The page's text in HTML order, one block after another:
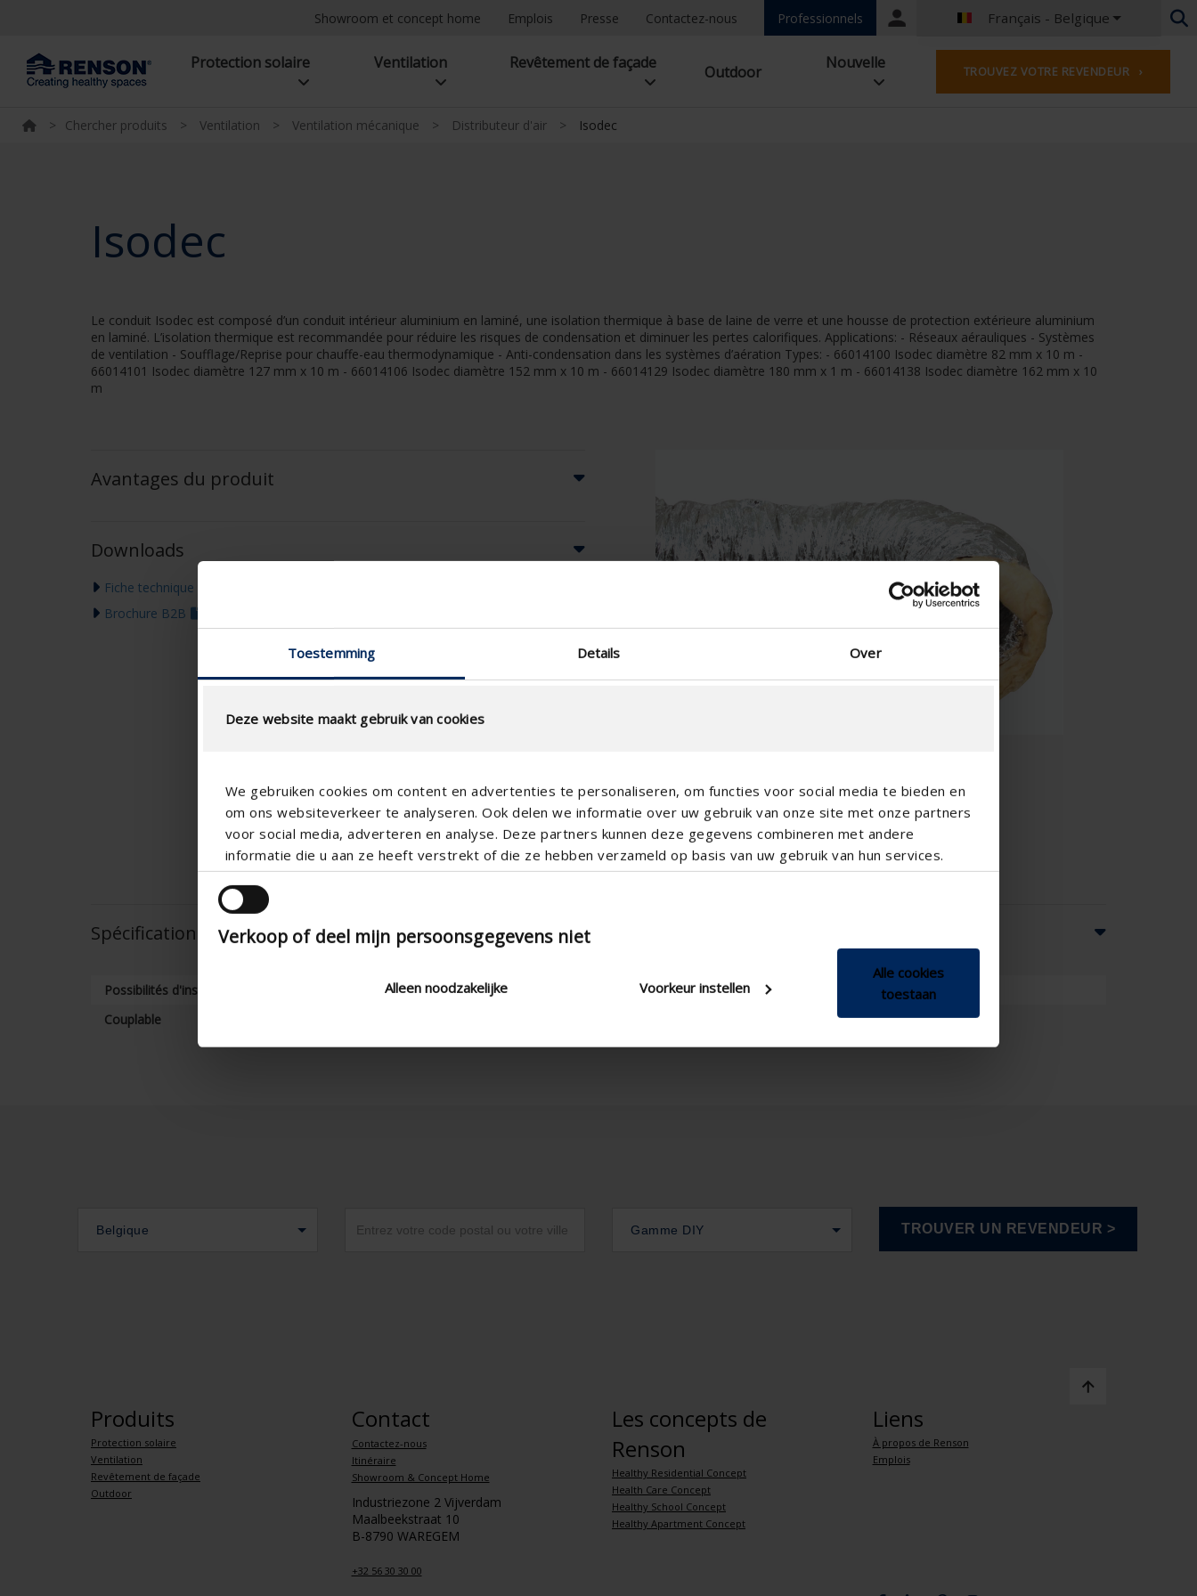
Toestemming Details Over
Deze website maakt gebruik van cookies
We gebruiken cookies om content en advertenties te personaliseren, om functies voor social media te bieden en
om ons websiteverkeer te analyseren. Ook delen we informatie over uw gebruik van onze site met onze partners
voor social media, adverteren en analyse. Deze partners kunnen deze gegevens combineren met andere
informatie die u aan ze heeft verstrekt of die ze hebben verzameld op basis van uw gebruik van hun services.
Verkoop of deel mijn persoonsgegevens niet
Alleen noodzakelijke Voorkeur instellen
Alle cookies
toestaan
Showroom et concept home Emplois Presse Contactez-nous Professionnels
Portal
Français - Belgique
Néerlandais - Belgique
Français - Belgique
Néerlandais - Pays-Bas
Anglias - Irlande
Anglais - Canada
Moyen Orient
Protection solaire Ventilation Revêtement de façade Outdoor Nouvelle TROUVEZ VOTRE REVENDEUR ›
> Chercher produits > Ventilation > Ventilation mécanique > Distributeur d'air > Isodec
Isodec
Le conduit Isodec est composé d’un conduit intérieur aluminium en laminé, une isolation thermique à base de laine de verre et une housse de protection extérieure aluminium
en laminé. L’isolation thermique est recommandée pour réduire les risques de condensation et diminuer les pertes calorifiques. Applications: - Réseaux aérauliques - Systèmes
de ventilation - Soufflage/Reprise pour chauffe-eau thermodynamique - Anti-condensation dans les systèmes d’aération Types: - 66014100 Isodec diamètre 82 mm x 10 m -
66014101 Isodec diamètre 127 mm x 10 m - 66014106 Isodec diamètre 152 mm x 10 m - 66014129 Isodec diamètre 180 mm x 1 m - 66014138 Isodec diamètre 162 mm x 10
m
Avantages du produit
Downloads
Fiche technique
Brochure B2B
Spécifications techniques
Possibilités d'installation
Montage vertical , Montage horizontal
Couplable
Belgique Gamme DIY
Produits
Protection solaire
Ventilation
Revêtement de façade
Outdoor
Contact
Contactez-nous
Itinéraire
Showroom & Concept Home
Industriezone 2 Vijverdam
Maalbeekstraat 10
B-8790 WAREGEM
+32 56 30 30 00
Les concepts de
Renson
Healthy Residential Concept
Health Care Concept
Healthy School Concept
Healthy Apartment Concept
Liens
À propos de Renson
Emplois